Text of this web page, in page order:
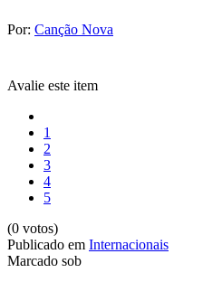
Por: Canção Nova
Avalie este item
1
2
3
4
5
(0 votos)
Publicado em Internacionais
Marcado sob